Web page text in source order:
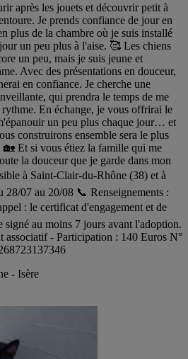
après les jouets et découvrir petit à
Je prends confiance de jour en
plus de la chambre où je suis installé
un peu plus à l'aise. 🥰 Les chiens
un peu, mais je suis jeune et
Avec des présentations en douceur,
en confiance. Je cherche une
qui prendra le temps de me
En échange, je vous offrirai le
un peu plus chaque jour… et
construirons ensemble sera le plus
🏡 Et si vous étiez la famille qui me
la douceur que je garde dans mon
à Saint-Clair-du-Rhône (38) et à
07 au 20/08 📞 Renseignements :
: le certificat d'engagement et de
signé au moins 7 jours avant l'adoption.
associatif - Participation : 140 Euros N°
- Isère